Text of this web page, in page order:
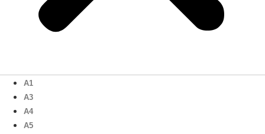
A1
A3
A4
A5